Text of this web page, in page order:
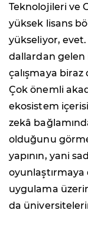
Teknolojileri ve
yüksek lisans
yükseliyor,
dallardan
çalışmaya
Çok önemli
ekosistem
zekâ
olduğunu
yapının, yani
uygulama
da